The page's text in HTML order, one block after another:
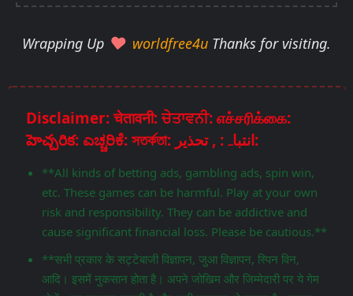
Wrapping Up worldfree4u Thanks for visiting.
Disclaimer: चेतावनी: ਚੇਤਾਵਨੀ: எச்சரிக்கை:
హెచ్చరిక: ಎಚ್ಚರಿಕೆ: সতর্কতা: انتباہ: , تحذير:
**All kinds of betting ads, gambling ads, spin win,
etc. These games can be harmful. Play at your own
risk and responsibility. They can be addictive and
cause significant financial loss. Please be cautious.**
**सभी प्रकार के सट्टेबाजी विज्ञापन, जुआ विज्ञापन, स्पिन विन,
आदि। इसमें नुकसान होता है। अपने जोखिम और जिम्मेदारी पर ये गेम